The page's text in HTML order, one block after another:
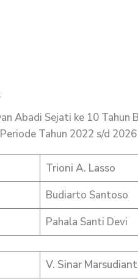
Abadi Sejati ke 10
Tahun 2022 s/d
Trioni A. Lasso
Budiarto Santoso
Pahala Santi Devi
V. Sinar